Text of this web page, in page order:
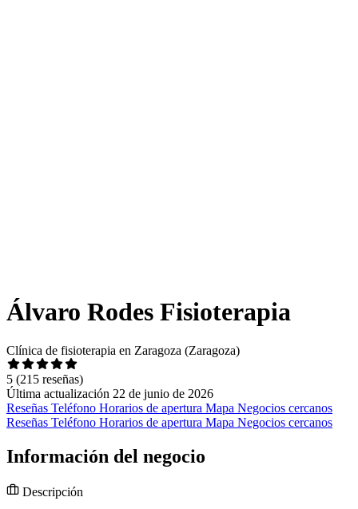
Álvaro Rodes Fisioterapia
Clínica de fisioterapia en Zaragoza (Zaragoza)
5 (215 reseñas)
Última actualización 22 de junio de 2026
Reseñas Teléfono Horarios de apertura Mapa Negocios cercanos
Reseñas Teléfono Horarios de apertura Mapa Negocios cercanos
Información del negocio
Descripción